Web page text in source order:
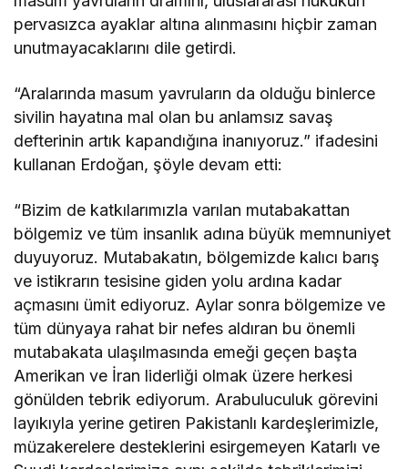
pervasızca ayaklar altına alınmasını hiçbir zaman
unutmayacaklarını dile getirdi.
“Aralarında masum yavruların da olduğu binlerce
sivilin hayatına mal olan bu anlamsız savaş
defterinin artık kapandığına inanıyoruz.” ifadesini
kullanan Erdoğan, şöyle devam etti:
“Bizim de katkılarımızla varılan mutabakattan
bölgemiz ve tüm insanlık adına büyük memnuniyet
duyuyoruz. Mutabakatın, bölgemizde kalıcı barış
ve istikrarın tesisine giden yolu ardına kadar
açmasını ümit ediyoruz. Aylar sonra bölgemize ve
tüm dünyaya rahat bir nefes aldıran bu önemli
mutabakata ulaşılmasında emeği geçen başta
Amerikan ve İran liderliği olmak üzere herkesi
gönülden tebrik ediyorum. Arabuluculuk görevini
layıkıyla yerine getiren Pakistanlı kardeşlerimizle,
müzakerelere desteklerini esirgemeyen Katarlı ve